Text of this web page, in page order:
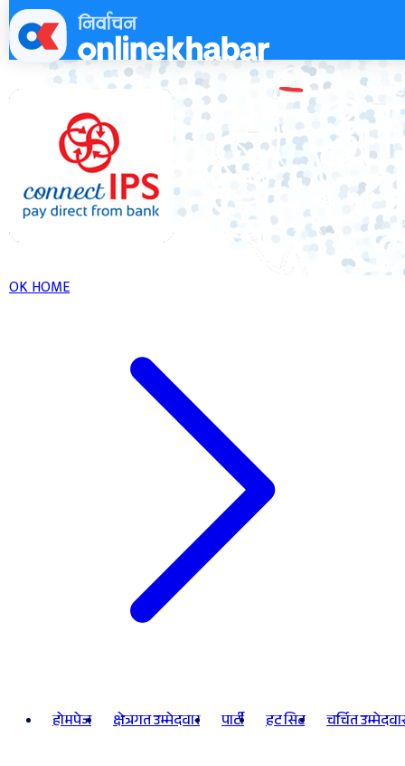
Skip
to
content
OK HOME
होमपेज क्षेत्रगत उम्मेदवार पार्टी हट सिट चर्चित